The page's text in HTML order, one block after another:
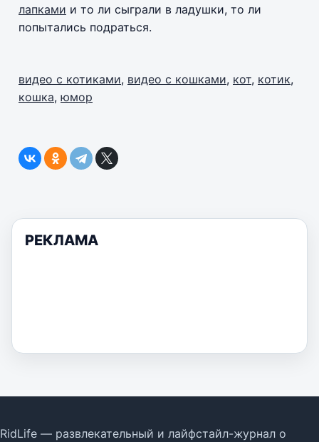
лапками и то ли сыграли в ладушки, то ли
попытались подраться.
видео с котиками, видео с кошками, кот, котик,
кошка, юмор
РЕКЛАМА
RidLife — развлекательный и лайфстайл-журнал о